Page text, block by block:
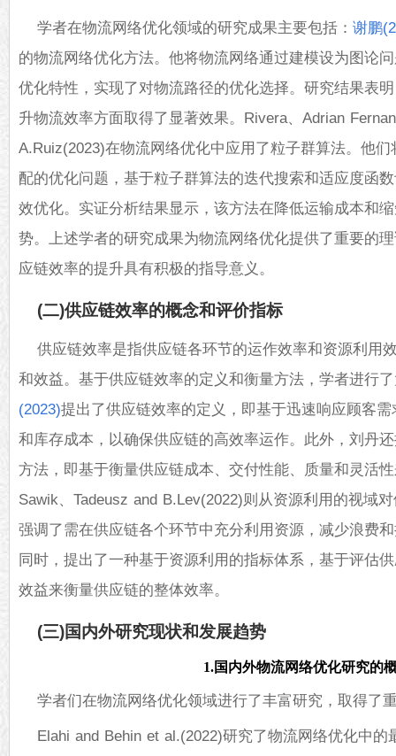
学者在物流网络优化领域的研究成果主要包括： 谢鹏
的物流网络优化方法。他将物流网络通过建模设为图论
优化特性，实现了对物流路径的优化选择。研究结果表
升物流效率方面取得了显著效果。Rivera、Adrian
A.Ruiz(2023)在物流网络优化中应用了粒子群算法。他
配的优化问题，基于粒子群算法的迭代搜索和适应度函
效优化。实证分析结果显示，该方法在降低运输成本和
势。上述学者的研究成果为物流网络优化提供了重要的
应链效率的提升具有积极的指导意义。
(二)供应链效率的概念和评价指标
供应链效率是指供应链各环节的运作效率和资源利用
和效益。基于供应链效率的定义和衡量方法，学者进行
(2023)提出了供应链效率的定义，即基于迅速响应顾客
和库存成本，以确保供应链的高效率运作。此外，刘丹
方法，即基于衡量供应链成本、交付性能、质量和灵活
Sawik、Tadeusz and B.Lev(2022)则从资源利用的视域
强调了需在供应链各个环节中充分利用资源，减少浪费
同时，提出了一种基于资源利用的指标体系，基于评估
效益来衡量供应链的整体效率。
(三)国内外研究现状和发展趋势
1.国内外物流网络优化研究的
学者们在物流网络优化领域进行了丰富研究，取得了
Elahi and Behin et al.(2022)研究了物流网络优化中的